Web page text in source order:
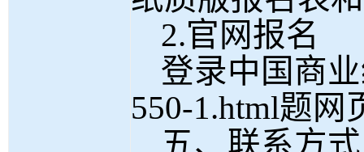
2.官网报名
登录中国商
550-1.html题网
五、联系方式